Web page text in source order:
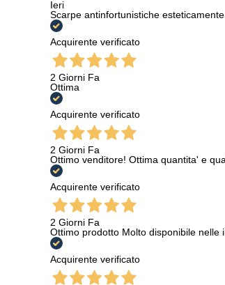
Ieri
Scarpe antinfortunistiche
Acquirente verificato
2 Giorni Fa
Ottima
Acquirente verificato
2 Giorni Fa
Ottimo venditore! Ottima quantita' e
Acquirente verificato
2 Giorni Fa
Ottimo prodotto Molto disponibile nelle
Acquirente verificato